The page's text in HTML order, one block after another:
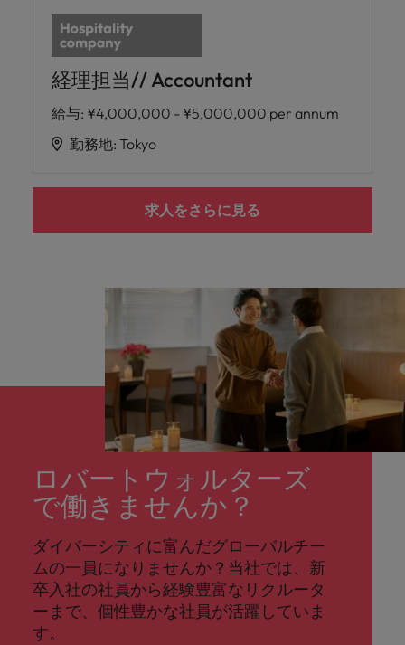
経理担当// Accountant
給与: ¥4,000,000 - ¥5,000,000 per annum
勤務地: Tokyo
求人をさらに見る
ロバートウォルターズ
で働きませんか？
ダイバーシティに富んだグローバルチー
ムの一員になりませんか？当社では、新
卒入社の社員から経験豊富なリクルータ
ーまで、個性豊かな社員が活躍していま
す。